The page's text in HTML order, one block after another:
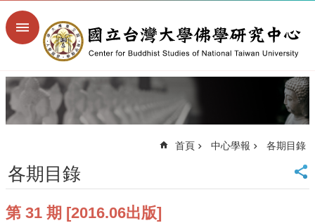
跳到主要內容區塊
進
尋
頁
大
首
頁
臺
首頁 中心學報 各期目錄
各期目錄
第 31 期 [2016.06出版]